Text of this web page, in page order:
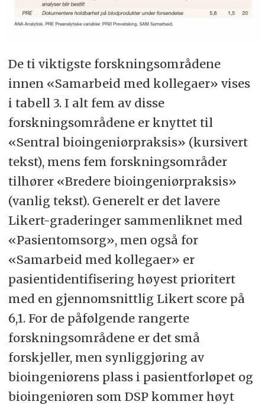
De ti viktigste forskningsområdene
innen «Samarbeid med kollegaer» vises
i tabell 3. I alt fem av disse
forskningsområdene er knyttet til
«Sentral bioingeniørpraksis» (kursivert
tekst), mens fem forskningsområder
tilhører «Bredere bioingeniørpraksis»
(vanlig tekst). Generelt er det lavere
Likert-graderinger sammenliknet med
«Pasientomsorg», men også for
«Samarbeid med kollegaer» er
pasientidentifisering høyest prioritert
med en gjennomsnittlig Likert score på
6,1. For de påfølgende rangerte
forskningsområdene er det små
forskjeller, men synliggjøring av
bioingeniørens plass i pasientforløpet og
bioingeniøren som DSP kommer høyt